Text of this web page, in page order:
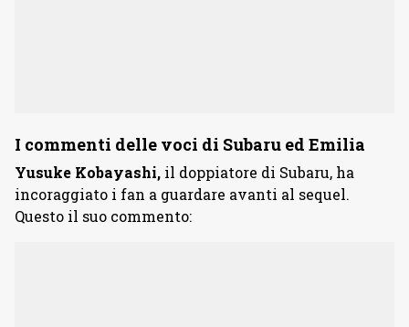
I commenti delle voci di Subaru ed Emilia
Yusuke Kobayashi, il doppiatore di Subaru, ha
incoraggiato i fan a guardare avanti al sequel.
Questo il suo commento: